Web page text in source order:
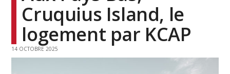
Cruquius Island, le
logement par KCAP
14 OCTOBRE 2025